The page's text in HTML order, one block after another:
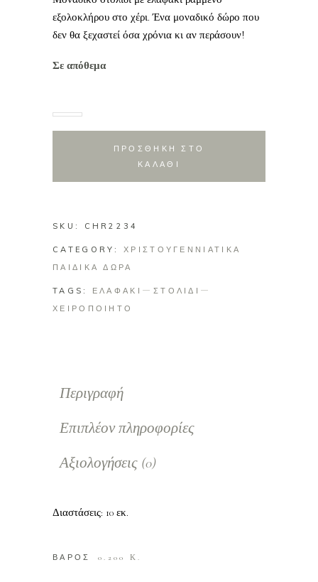
13.00€.
εξολοκλήρου στο χέρι. Ένα μοναδικό δώρο που
δεν θα ξεχαστεί όσα χρόνια κι αν περάσουν!
Σε απόθεμα
ΠΡΟΣΘΗΚΗ ΣΤΟ
ΚΑΛΑΘΙ
SKU: CHR2234
CATEGORY:ΧΡΙΣΤΟΥΓΕΝΝΙΑΤΙΚΑ
ΠΑΙΔΙΚΑ ΔΩΡΑ
TAGS: ΕΛΑΦΑΚΙ
ΣΤΟΛΙΔΙ
ΧΕΙΡΟΠΟΙΗΤΟ
Περιγραφή
Επιπλέον πληροφορίες
Αξιολογήσεις (0)
Διαστάσεις: 10 εκ.
ΒΑΡΟΣ 0.200 Κ.